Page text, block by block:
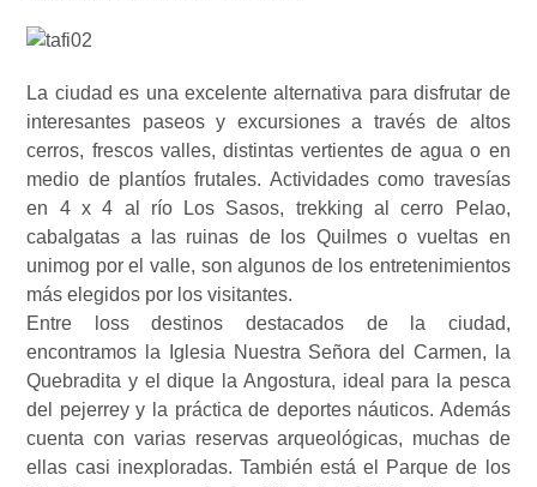
La ciudad es una excelente alternativa para disfrutar de
interesantes paseos y excursiones a través de altos
cerros, frescos valles, distintas vertientes de agua o en
medio de plantíos frutales. Actividades como travesías
en 4 x 4 al río Los Sasos, trekking al cerro Pelao,
cabalgatas a las ruinas de los Quilmes o vueltas en
unimog por el valle, son algunos de los entretenimientos
más elegidos por los visitantes.
Entre loss destinos destacados de la ciudad,
encontramos la Iglesia Nuestra Señora del Carmen, la
Quebradita y el dique la Angostura, ideal para la pesca
del pejerrey y la práctica de deportes náuticos. Además
cuenta con varias reservas arqueológicas, muchas de
ellas casi inexploradas. También está el Parque de los